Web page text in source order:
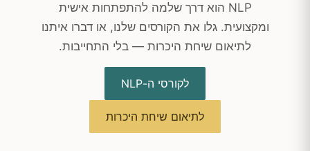
NLP הוא דרך שלמה להתפתחות אישית
ומקצועית. גלו את הקורסים שלנו, או דברו איתנו
לתיאום שיחת היכרות — בלי התחייבות.
לקורסי ה-NLP
לתיאום שיחת היכרות